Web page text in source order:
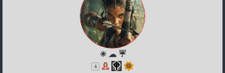
☀ ☁ ☔
6